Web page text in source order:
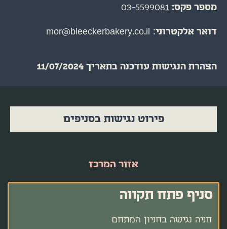
מספר פקס: 03-5599081
דואר אלקטרוני:
mor@bleeckerbakery.co.il
הצהרת הנגישות עודכנה בתאריך 11/07/2024
פירוט נגישות בסניפים
אזור המרכז
סניף פתח תקווה
חניה נגישה בחניון המתחם